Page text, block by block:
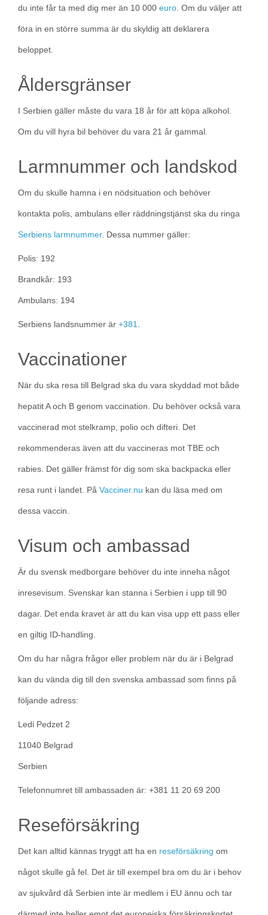
du inte får ta med dig mer än 10 000 euro . Om du väljer att
föra in en större summa är du skyldig att deklarera
beloppet.
Åldersgränser
I Serbien gäller måste du vara 18 år för att köpa alkohol.
Om du vill hyra bil behöver du vara 21 år gammal.
Larmnummer och landskod
Om du skulle hamna i en nödsituation och behöver
kontakta polis, ambulans eller räddningstjänst ska du ringa
Serbiens larmnummer. Dessa nummer gäller:
Polis: 192
Brandkår: 193
Ambulans: 194
Serbiens landsnummer är +381
Vaccinationer
När du ska resa till Belgrad ska du vara skyddad mot både
hepatit A och B genom vaccination. Du behöver också vara
vaccinerad mot stelkramp, polio och difteri. Det
rekommenderas även att du vaccineras mot TBE och
rabies. Det gäller främst för dig som ska backpacka eller
resa runt i landet. På Vacciner.nu kan du läsa med om
dessa vaccin.
Visum och ambassad
Är du svensk medborgare behöver du inte inneha något
inresevisum. Svenskar kan stanna i Serbien i upp till 90
dagar. Det enda kravet är att du kan visa upp ett pass eller
en giltig ID-handling.
Om du har några frågor eller problem när du är i Belgrad
kan du vända dig till den svenska ambassad som finns på
följande adress:
Ledi Pedzet 2
11040 Belgrad
Serbien
Telefonnumret till ambassaden är: +381 11 20 69 200
Reseförsäkring
Det kan alltid kännas tryggt att ha en reseförsäkring om
något skulle gå fel. Det är till exempel bra om du är i behov
av sjukvård då Serbien inte är medlem i EU ännu och tar